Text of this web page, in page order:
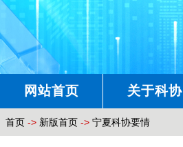
网站首页 关于科协
首页 -> 新版首页 -> 宁夏科协要情